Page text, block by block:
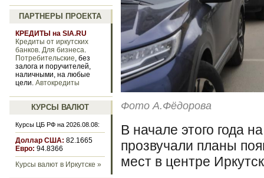
ПАРТНЕРЫ ПРОЕКТА
КРЕДИТЫ на SIA.RU
Кредиты от иркутских
банков. Для бизнеса.
Потребительские, без
залога и поручителей,
наличными, на любые
цели. Автокредиты
КУРСЫ ВАЛЮТ
Курсы ЦБ РФ на 2026.08.08:
Доллар США: 82.1665
Евро: 94.8366
Курсы валют в Иркутске »
Фото А.Фёдорова
В начале этого года
прозвучали планы
мест в центре